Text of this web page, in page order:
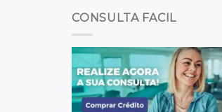
CONSULTA FACIL